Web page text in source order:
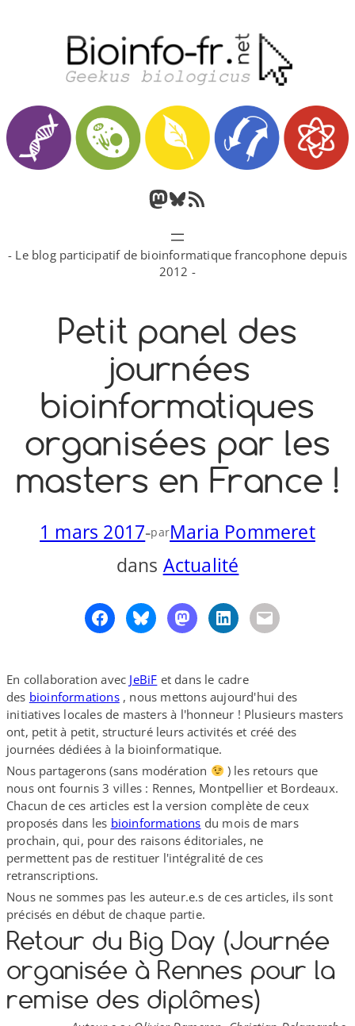
M
o
o
n
B
l
u
s
y
F
u
R
S
- Le blog participatif de bioinformatique francophone depuis
2012 -
Petit panel des
journées
bioinformatiques
organisées par les
masters en France !
1 mars 2017-parMaria Pommeret
dans Actualité
En collaboration avec JeBiF et dans le cadre
des bioinformations, nous mettons aujourd'hui des
initiatives locales de masters à l'honneur ! Plusieurs masters
ont, petit à petit, structuré leurs activités et créé des
journées dédiées à la bioinformatique.
Nous partagerons (sans modération
) les retours que
nous ont fournis 3 villes : Rennes, Montpellier et Bordeaux.
Chacun de ces articles est la version complète de ceux
proposés dans les bioinformations du mois de mars
prochain, qui, pour des raisons éditoriales, ne
permettent pas de restituer l'intégralité de ces
retranscriptions.
Nous ne sommes pas les auteur.e.s de ces articles, ils sont
précisés en début de chaque partie.
Retour du Big Day (Journée
organisée à Rennes pour la
remise des diplômes)